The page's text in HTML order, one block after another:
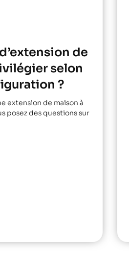
de
selon
?
extension de maison à
posez des questions sur